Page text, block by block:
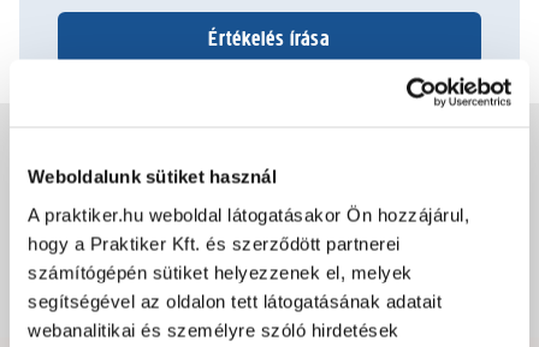
Weboldalunk sütiket használ
A praktiker.hu weboldal látogatásakor Ön hozzájárul,
hogy a Praktiker Kft. és szerződött partnerei
számítógépén sütiket helyezzenek el, melyek
segítségével az oldalon tett látogatásának adatait
webanalitikai és személyre szóló hirdetések
Értékelés írása
Csomagolási és súly információk
Dokumentumok, felelős személy